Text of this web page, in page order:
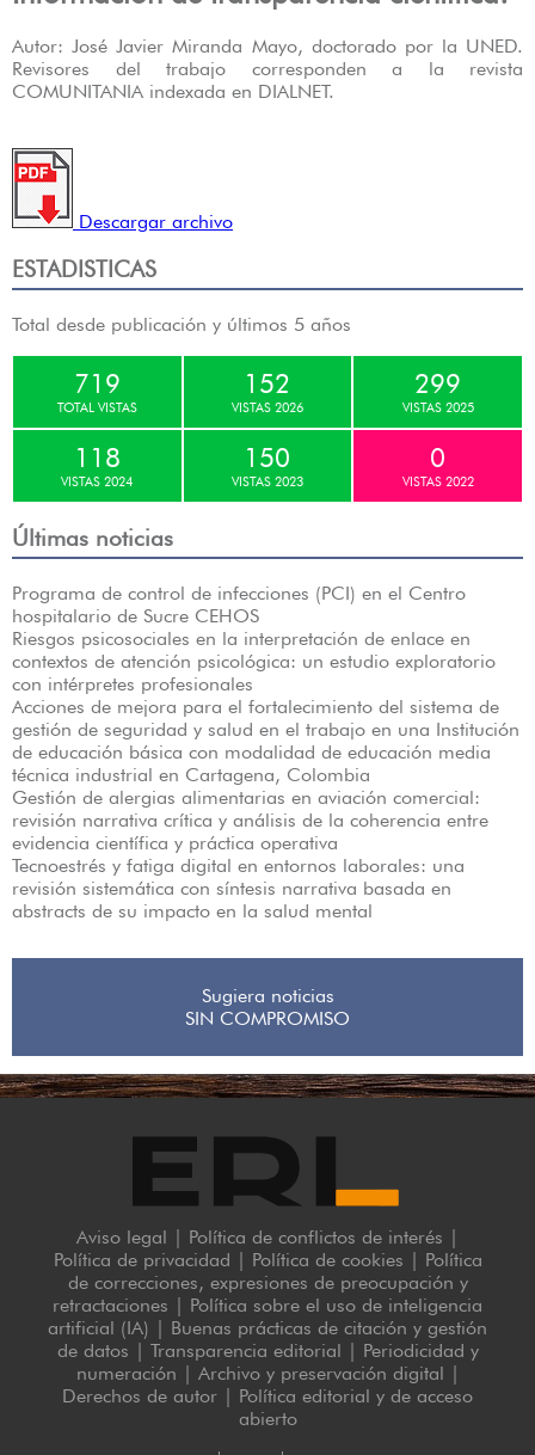
Autor: José Javier Miranda Mayo, doctorado por la UNED.
Revisores del trabajo corresponden a la revista
COMUNITANIA indexada en DIALNET.
Descargar archivo
ESTADISTICAS
Total desde publicación y últimos 5 años
719
TOTAL VISTAS
152
VISTAS 2026
299
VISTAS 2025
118
VISTAS 2024
150
VISTAS 2023
0
VISTAS 2022
Últimas noticias
Programa de control de infecciones (PCI) en el Centro
hospitalario de Sucre CEHOS
Riesgos psicosociales en la interpretación de enlace en
contextos de atención psicológica: un estudio exploratorio
con intérpretes profesionales
Acciones de mejora para el fortalecimiento del sistema de
gestión de seguridad y salud en el trabajo en una Institución
de educación básica con modalidad de educación media
técnica industrial en Cartagena, Colombia
Gestión de alergias alimentarias en aviación comercial:
revisión narrativa crítica y análisis de la coherencia entre
evidencia científica y práctica operativa
Tecnoestrés y fatiga digital en entornos laborales: una
revisión sistemática con síntesis narrativa basada en
abstracts de su impacto en la salud mental
Sugiera noticias
SIN COMPROMISO
Aviso legal | Política de conflictos de interés |
Política de privacidad | Política de cookies | Política
de correcciones, expresiones de preocupación y
retractaciones | Política sobre el uso de inteligencia
artificial (IA) | Buenas prácticas de citación y gestión
de datos | Transparencia editorial | Periodicidad y
numeración | Archivo y preservación digital |
Derechos de autor | Política editorial y de acceso
abierto